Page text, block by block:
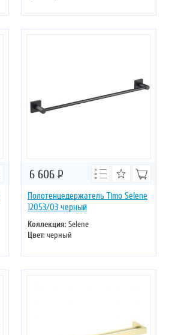
Полотенцедержатель Timo Selene
12053/03 черный
Коллекция: Selene
Цвет: черный
6 606 Р